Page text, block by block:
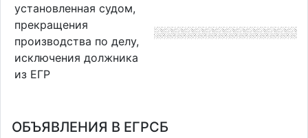
установленная судом,
прекращения
производства по делу,
исключения должника
из ЕГР
ОБЪЯВЛЕНИЯ В ЕГРСБ